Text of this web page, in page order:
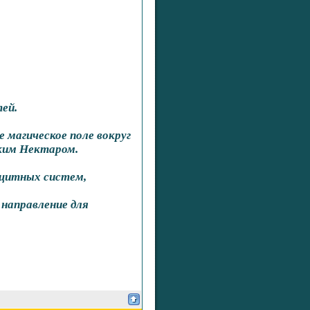
поле вокруг
Нектаром.
систем,
для